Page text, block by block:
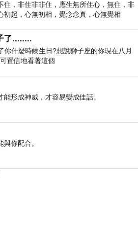
住，非住非非住，應生無所住心，無住，非
初起，心無初相，覺念念真，心無覺相
了........
麼時候生日?想說獅子座的你現在八月
置信地看著這個
形成神威，才容易變成佳話。
你配合。